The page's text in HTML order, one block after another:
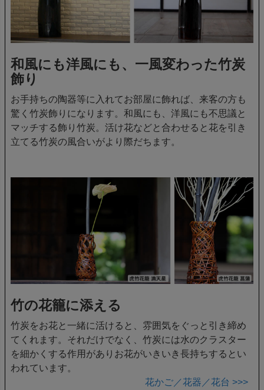
和風にも洋風にも、一風変わった竹炭
飾り
お手持ちの陶器等に入れてお部屋に飾れば、来客の方も
驚く竹炭飾りになります。和風にも、洋風にも不思議と
マッチする飾り竹炭。活け花などと合わせると花を引き
立てる竹炭の風合いがより際だちます。
竹の花籠に添える
竹炭をお花と一緒に活けると、雰囲気をぐっと引き締め
てくれます。それだけでなく、竹炭には水のクラスター
を細かくする作用がありお花がいきいき長持ちするとい
われています。
花かご／花器／花台 >>>